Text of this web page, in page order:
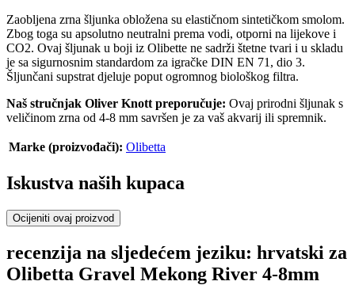
Zaobljena zrna šljunka obložena su elastičnom sintetičkom smolom.
Zbog toga su apsolutno neutralni prema vodi, otporni na lijekove i
CO2. Ovaj šljunak u boji iz Olibette ne sadrži štetne tvari i u skladu
je sa sigurnosnim standardom za igračke DIN EN 71, dio 3.
Šljunčani supstrat djeluje poput ogromnog biološkog filtra.
Naš stručnjak Oliver Knott preporučuje: Ovaj prirodni šljunak s
veličinom zrna od 4-8 mm savršen je za vaš akvarij ili spremnik.
Marke (proizvođači): Olibetta
Iskustva naših kupaca
Ocijeniti ovaj proizvod
recenzija na sljedećem jeziku: hrvatski za
Olibetta Gravel Mekong River 4-8mm